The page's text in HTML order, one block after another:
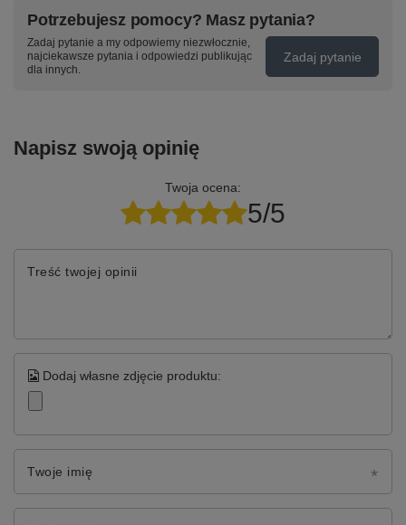
Potrzebujesz pomocy? Masz pytania?
Zadaj pytanie a my odpowiemy niezwłocznie,
najciekawsze pytania i odpowiedzi publikując
dla innych.
Zadaj pytanie
Napisz swoją opinię
Twoja ocena:
5/5
Treść twojej opinii
Dodaj własne zdjęcie produktu:
Twoje imię